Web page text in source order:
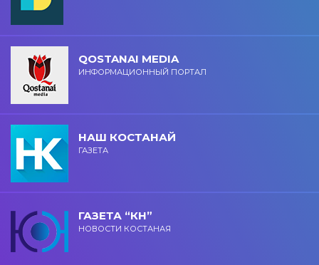
QOSTANAI MEDIA
ИНФОРМАЦИОННЫЙ ПОРТАЛ
НАШ КОСТАНАЙ
ГАЗЕТА
ГАЗЕТА “КН”
НОВОСТИ КОСТАНАЯ